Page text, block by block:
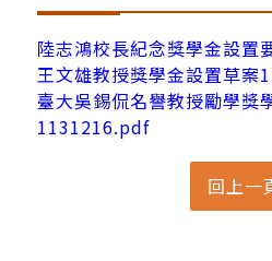
陸志鴻校長紀念獎學金設
王文雄教授獎學金設置草
臺大吳錫侃名譽教授勵學獎
1131216.pdf